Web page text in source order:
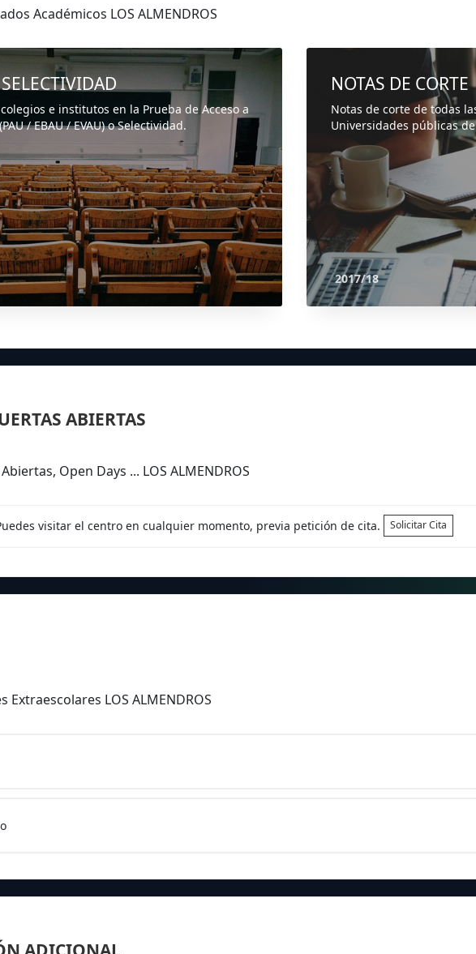
Académicos LOS ALMENDROS
e institutos en la Prueba de Acceso a
/ EBAU / EVAU) o Selectividad.
NOTAS DE CORTE
Notas de corte de todas
Universidades públicas
2017/18
ABIERTAS
Open Days ... LOS ALMENDROS
visitar el centro en cualquier momento, previa petición de cita. Solicitar Cita
Extraescolares LOS ALMENDROS